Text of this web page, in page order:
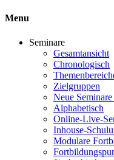
Menu
Seminare
Gesamtansicht
Chronologisch
Zielgruppen
Neue
Alphabetisch
Online-Live-
Inhouse-
Modulare